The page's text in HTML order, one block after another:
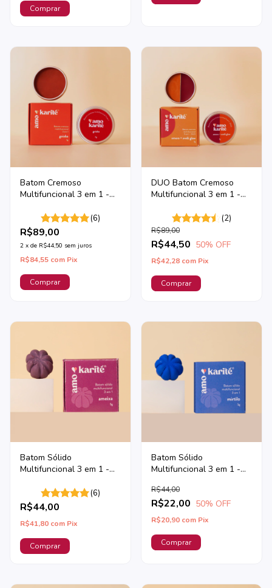
Batom Cremoso
Multifuncional 3 em 1 -
(6)
R$89,00
2 x de R$44,50 sem juros
R$84,55 com Pix
DUO Batom Cremoso
Multifuncional 3 em 1 -
(2)
R$44,50
R$89,00
50% OFF
R$42,28 com Pix
Batom Sólido
Multifuncional 3 em 1 -
(6)
R$44,00
R$41,80 com Pix
Batom Sólido
Multifuncional 3 em 1 -
R$22,00
R$44,00
50% OFF
R$20,90 com Pix